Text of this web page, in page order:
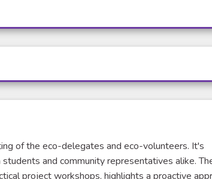
of the eco-delegates and eco-volunteers. It's
and community representatives alike.
project workshops, highlights a proactive